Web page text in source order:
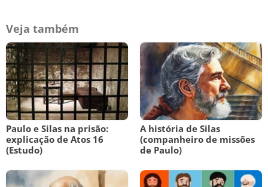
Veja também
Paulo e Silas na prisão:
explicação de Atos 16
(Estudo)
A história de Silas
(companheiro de missões
de Paulo)